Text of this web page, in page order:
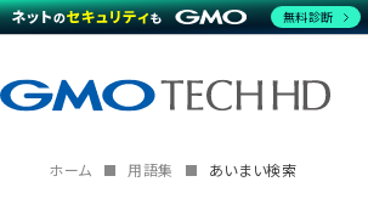
ホーム 用語集 あいまい検索
無料診断